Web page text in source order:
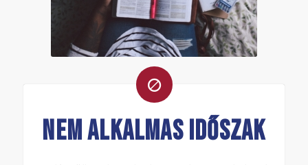
NEM ALKALMAS IDŐSZAK